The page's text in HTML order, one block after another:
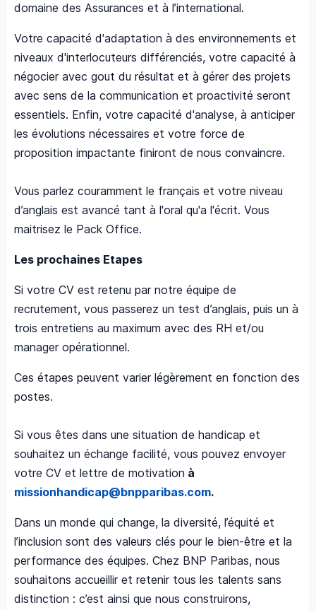
domaine des Assurances et à l’international.
Votre capacité d'adaptation à des environnements et
niveaux d'interlocuteurs différenciés, votre capacité à
négocier avec gout du résultat et à gérer des projets
avec sens de la communication et proactivité seront
essentiels. Enfin, votre capacité d'analyse, à anticiper
les évolutions nécessaires et votre force de
proposition impactante finiront de nous convaincre.
Vous parlez couramment le français et votre niveau
d’anglais est avancé tant à l'oral qu'a l'écrit. Vous
maitrisez le Pack Office.
Les prochaines Etapes
Si votre CV est retenu par notre équipe de
recrutement, vous passerez un test d’anglais, puis un à
trois entretiens au maximum avec des RH et/ou
manager opérationnel.
Ces étapes peuvent varier légèrement en fonction des
postes.
Si vous êtes dans une situation de handicap et
souhaitez un échange facilité, vous pouvez envoyer
votre CV et lettre de motivation à
missionhandicap@bnpparibas.com.
Dans un monde qui change, la diversité, l’équité et
l’inclusion sont des valeurs clés pour le bien-être et la
performance des équipes. Chez BNP Paribas, nous
souhaitons accueillir et retenir tous les talents sans
distinction : c’est ainsi que nous construirons,